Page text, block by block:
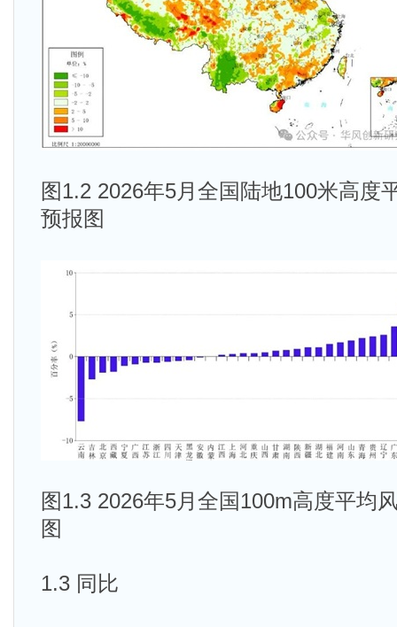
图1.2 2026年5月全国陆地100米高度
预报图
图1.3 2026年5月全国100m高度平均
图
1.3 同比